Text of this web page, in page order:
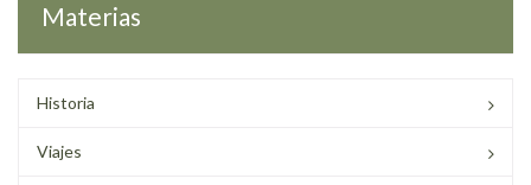
Materias
Historia
Viajes